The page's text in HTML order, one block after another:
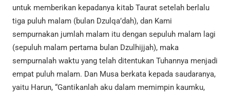
untuk memberikan kepadanya kitab Taurat setelah berlalu
tiga puluh malam (bulan Dzulqa’dah), dan Kami
sempurnakan jumlah malam itu dengan sepuluh malam lagi
(sepuluh malam pertama bulan Dzulhijjah), maka
sempurnalah waktu yang telah ditentukan Tuhannya menjadi
empat puluh malam. Dan Musa berkata kepada saudaranya,
yaitu Harun, “Gantikanlah aku dalam memimpin kaumku,